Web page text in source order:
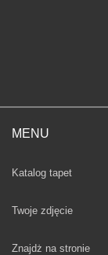
MENU
Katalog tapet
Twoje zdjęcie
Znajdż na stronie